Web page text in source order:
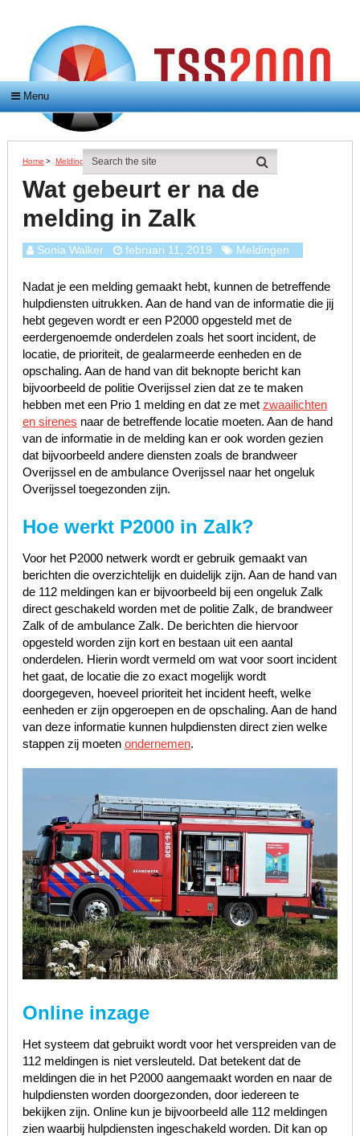
Menu
Home > Meldingen > Wat Gebeurt Er Na De Melding In Zalk
Wat gebeurt er na de
melding in Zalk
Sonia Walker februari 11, 2019 Meldingen
Nadat je een melding gemaakt hebt, kunnen de betreffende
hulpdiensten uitrukken. Aan de hand van de informatie die jij
hebt gegeven wordt er een P2000 opgesteld met de
eerdergenoemde onderdelen zoals het soort incident, de
locatie, de prioriteit, de gealarmeerde eenheden en de
opschaling. Aan de hand van dit beknopte bericht kan
bijvoorbeeld de politie Overijssel zien dat ze te maken
hebben met een Prio 1 melding en dat ze met zwaailichten
en sirenes naar de betreffende locatie moeten. Aan de hand
van de informatie in de melding kan er ook worden gezien
dat bijvoorbeeld andere diensten zoals de brandweer
Overijssel en de ambulance Overijssel naar het ongeluk
Overijssel toegezonden zijn.
Hoe werkt P2000 in Zalk?
Voor het P2000 netwerk wordt er gebruik gemaakt van
berichten die overzichtelijk en duidelijk zijn. Aan de hand van
de 112 meldingen kan er bijvoorbeeld bij een ongeluk Zalk
direct geschakeld worden met de politie Zalk, de brandweer
Zalk of de ambulance Zalk. De berichten die hiervoor
opgesteld worden zijn kort en bestaan uit een aantal
onderdelen. Hierin wordt vermeld om wat voor soort incident
het gaat, de locatie die zo exact mogelijk wordt
doorgegeven, hoeveel prioriteit het incident heeft, welke
eenheden er zijn opgeroepen en de opschaling. Aan de hand
van deze informatie kunnen hulpdiensten direct zien welke
stappen zij moeten ondernemen.
Online inzage
Het systeem dat gebruikt wordt voor het verspreiden van de
112 meldingen is niet versleuteld. Dat betekent dat de
meldingen die in het P2000 aangemaakt worden en naar de
hulpdiensten worden doorgezonden, door iedereen te
bekijken zijn. Online kun je bijvoorbeeld alle 112 meldingen
zien waarbij hulpdiensten ingeschakeld worden. Dit kan op